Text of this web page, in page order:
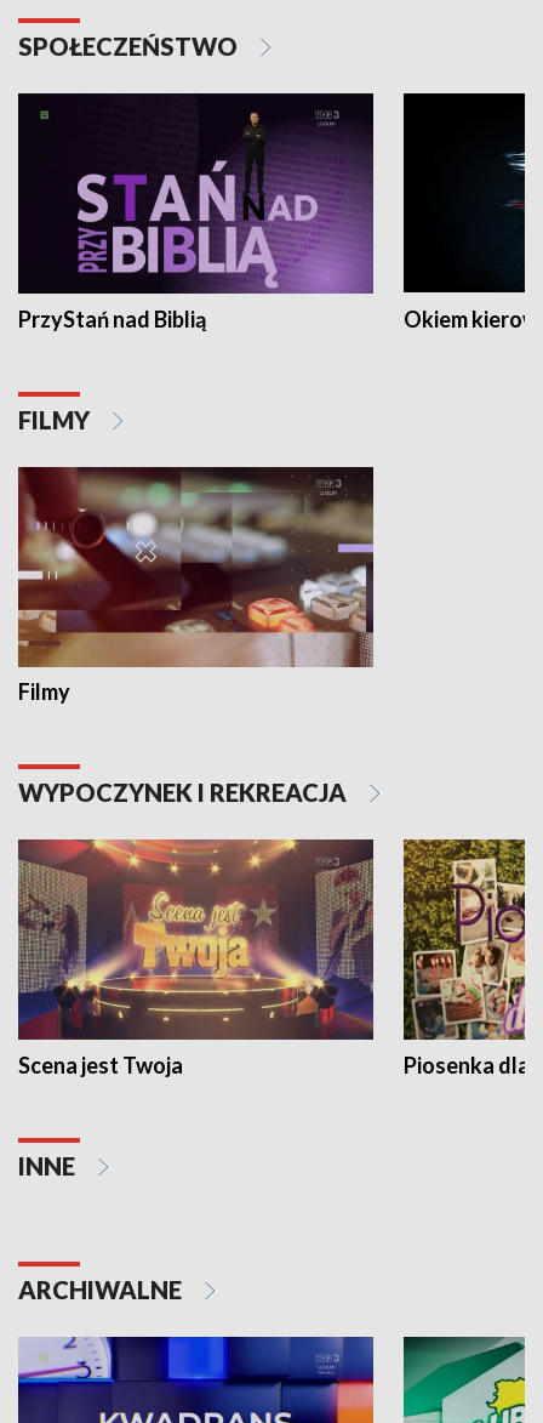
SPOŁECZEŃSTWO
PrzyStań nad Biblią Okiem
FILMY
Filmy
WYPOCZYNEK I REKREACJA
Scena jest Twoja Piosenka dla
INNE
ARCHIWALNE